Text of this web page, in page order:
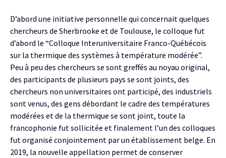
D’abord une initiative personnelle qui concernait quelques
chercheurs de Sherbrooke et de Toulouse, le colloque fut
d’abord le “Colloque Interuniversitaire Franco-Québécois
sur la thermique des systèmes à température modérée”.
Peu à peu des chercheurs se sont greffés au noyau original,
des participants de plusieurs pays se sont joints, des
chercheurs non universitaires ont participé, des industriels
sont venus, des gens débordant le cadre des températures
modérées et de la thermique se sont joint, toute la
francophonie fut sollicitée et finalement l’un des colloques
fut organisé conjointement par un établissement belge. En
2019, la nouvelle appellation permet de conserver